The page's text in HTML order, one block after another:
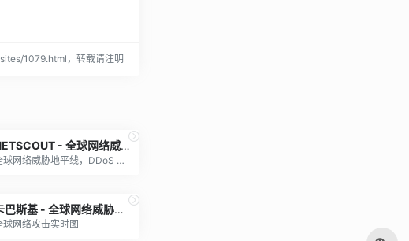
1079.html，转载请注明
NETSCOUT - 全球网络威胁地平线
全球网络威胁地平线，DDoS 攻击态势图
卡巴斯基 - 全球网络威胁实时地图
球网络攻击实时图